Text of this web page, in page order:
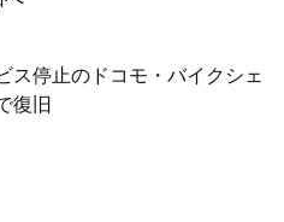
ス停止のドコモ・バイクシェ
復旧